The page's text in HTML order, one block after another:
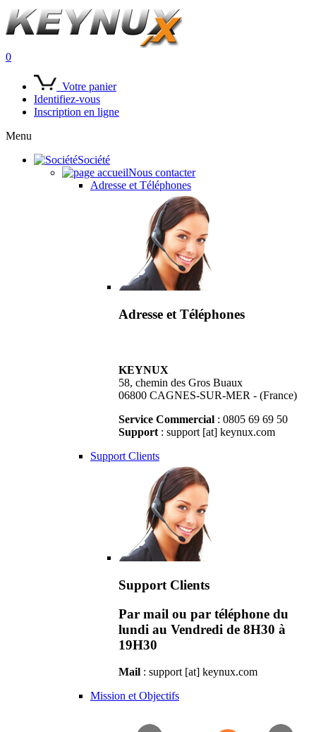
0
Votre panier
Identifiez-vous
Inscription en ligne
Menu
Société
Nous contacter
Adresse et Téléphones
Adresse et Téléphones
KEYNUX
58, chemin des Gros Buaux
06800 CAGNES-SUR-MER - (France)
Service Commercial : 0805 69 69 50
Support : support [at] keynux.com
Support Clients
Support Clients
Par mail ou par téléphone du
lundi au Vendredi de 8H30 à
19H30
Mail : support [at] keynux.com
Mission et Objectifs